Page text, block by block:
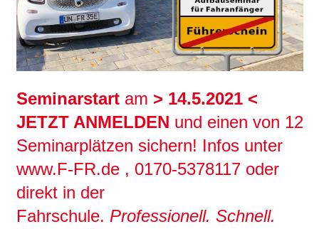
Seminarstartam > 14.5.2021 <
JETZT ANMELDEN und einen von 12
Seminarplätzen sichern! Infos unter
www.F-FR.de , 0170-5378117 oder
direkt in der
Fahrschule. Professionell. Schnell.